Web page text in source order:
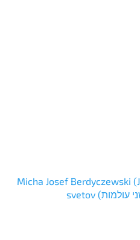
Micha Josef Berdyczewski